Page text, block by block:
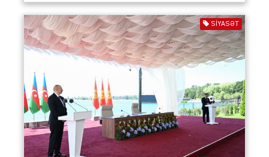
SIYASƏT